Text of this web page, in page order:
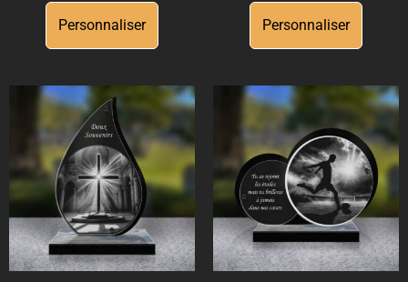
Personnaliser Personnaliser